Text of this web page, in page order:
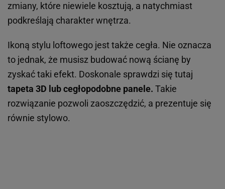
zmiany, które niewiele kosztują, a natychmiast
podkreślają charakter wnętrza.
Ikoną stylu loftowego jest także cegła. Nie oznacza
to jednak, że musisz budować nową ścianę by
zyskać taki efekt. Doskonale sprawdzi się tutaj
tapeta 3D lub cegłopodobne panele. Takie
rozwiązanie pozwoli zaoszczędzić, a prezentuje się
równie stylowo.